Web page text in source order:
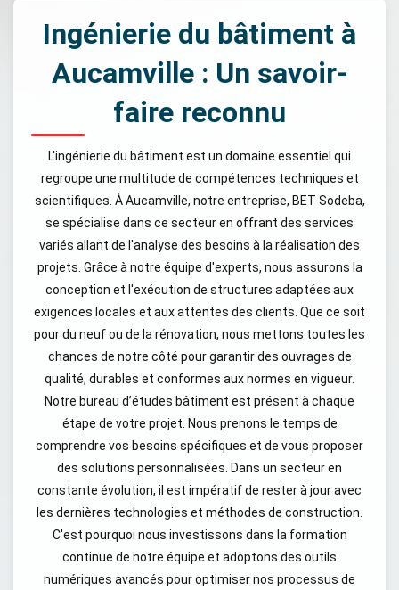
Ingénierie du bâtiment à
Aucamville : Un savoir-
faire reconnu
L'ingénierie du bâtiment est un domaine essentiel qui
regroupe une multitude de compétences techniques et
scientifiques. À Aucamville, notre entreprise, BET Sodeba,
se spécialise dans ce secteur en offrant des services
variés allant de l'analyse des besoins à la réalisation des
projets. Grâce à notre équipe d'experts, nous assurons la
conception et l'exécution de structures adaptées aux
exigences locales et aux attentes des clients. Que ce soit
pour du neuf ou de la rénovation, nous mettons toutes les
chances de notre côté pour garantir des ouvrages de
qualité, durables et conformes aux normes en vigueur.
Notre bureau d’études bâtiment est présent à chaque
étape de votre projet. Nous prenons le temps de
comprendre vos besoins spécifiques et de vous proposer
des solutions personnalisées. Dans un secteur en
constante évolution, il est impératif de rester à jour avec
les dernières technologies et méthodes de construction.
C'est pourquoi nous investissons dans la formation
continue de notre équipe et adoptons des outils
numériques avancés pour optimiser nos processus de